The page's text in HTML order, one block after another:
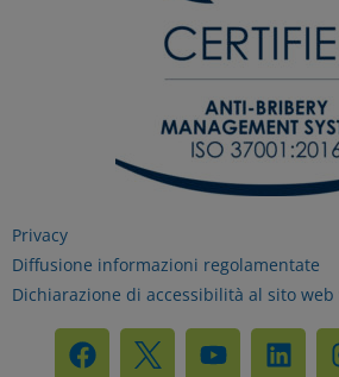
Privacy
Diffusione informazioni regolamentate
Dichiarazione di accessibilità al sito web
Per maggiori informazioni
Informativa sui dati personali
privacy
RIFIUTA TUTTI
GESTISCI I TUOI COOKIES